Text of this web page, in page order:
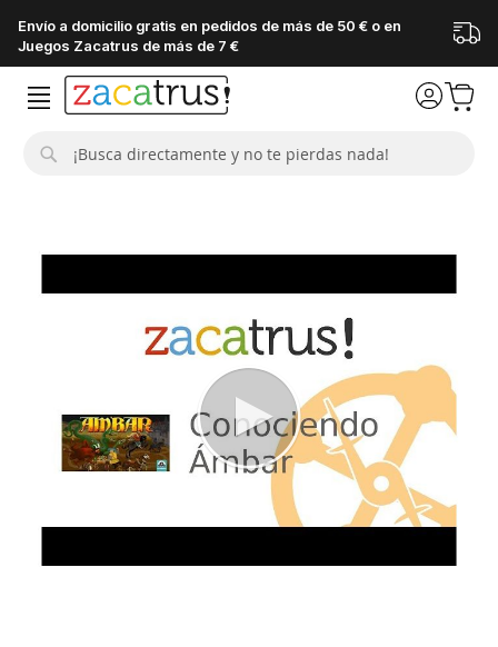
Envío a domicilio gratis en pedidos de más de 50 € o en
Juegos Zacatrus de más de 7 €